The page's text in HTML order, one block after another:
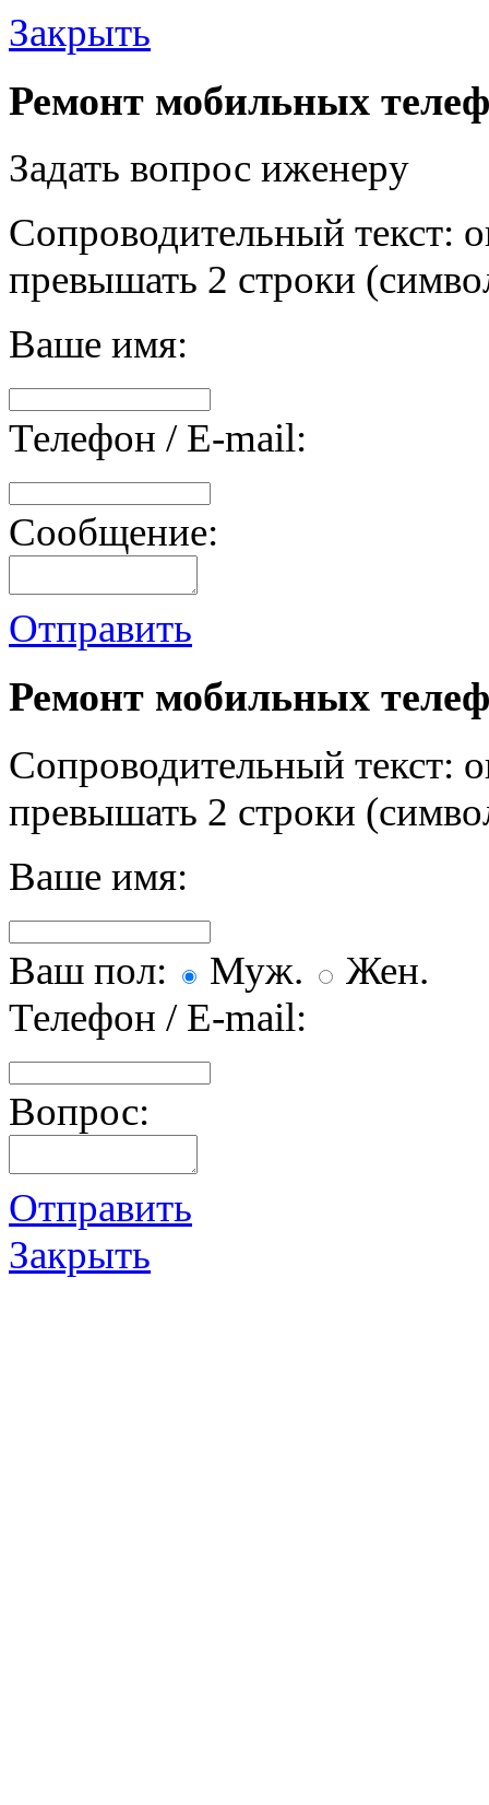
Закрыть
Ремонт мобильных
Задать вопрос иженеру
Сопроводительный текст:
превышать 2 строки
Ваше имя:
Телефон / E-mail:
Сообщение:
Отправить
Ремонт мобильных
Сопроводительный текст:
превышать 2 строки
Ваше имя:
Ваш пол: Муж.
Жен.
Телефон / E-mail:
Вопрос:
Отправить
Закрыть